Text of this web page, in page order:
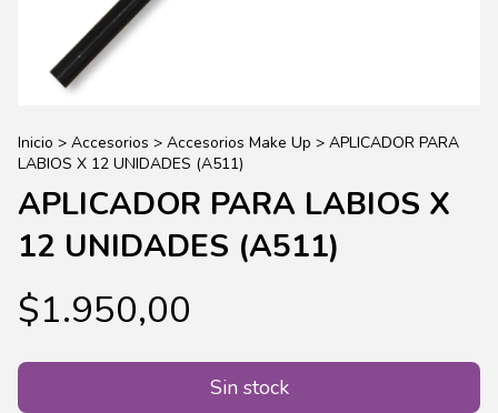
Inicio > Accesorios > Accesorios Make Up > APLICADOR PARA
LABIOS X 12 UNIDADES (A511)
APLICADOR PARA LABIOS X
12 UNIDADES (A511)
$1.950,00